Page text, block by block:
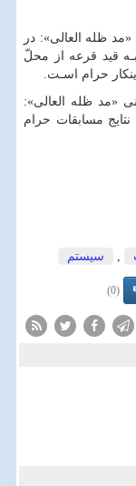
ظله العالی»: در
قید قرعه از محلّ
حرام اسـت.
«مد ظله العالی»:
مسابقات حرام
, سیستم
(0)